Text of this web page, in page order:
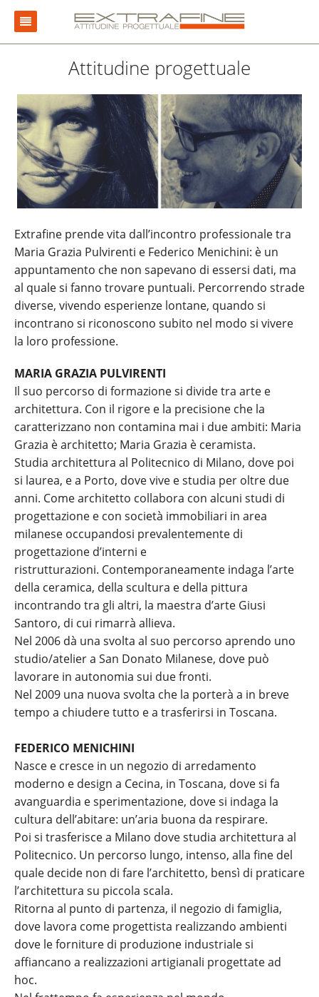
Chi siamo
Problem Solving
Progettazione
Collezioni
Storie
Contatti
Attitudine progettuale
Extrafine prende vita dall’incontro professionale tra
Maria Grazia Pulvirenti e Federico Menichini: è un
appuntamento che non sapevano di essersi dati, ma
al quale si fanno trovare puntuali. Percorrendo strade
diverse, vivendo esperienze lontane, quando si
incontrano si riconoscono subito nel modo si vivere
la loro professione.
MARIA GRAZIA PULVIRENTI
Il suo percorso di formazione si divide tra arte e
architettura. Con il rigore e la precisione che la
caratterizzano non contamina mai i due ambiti: Maria
Grazia è architetto; Maria Grazia è ceramista.
Studia architettura al Politecnico di Milano, dove poi
si laurea, e a Porto, dove vive e studia per oltre due
anni. Come architetto collabora con alcuni studi di
progettazione e con società immobiliari in area
milanese occupandosi prevalentemente di
progettazione d’interni e
ristrutturazioni. Contemporaneamente indaga l’arte
della ceramica, della scultura e della pittura
incontrando tra gli altri, la maestra d’arte Giusi
Santoro, di cui rimarrà allieva.
Nel 2006 dà una svolta al suo percorso aprendo uno
studio/atelier a San Donato Milanese, dove può
lavorare in autonomia sui due fronti.
Nel 2009 una nuova svolta che la porterà a in breve
tempo a chiudere tutto e a trasferirsi in Toscana.
FEDERICO MENICHINI
Nasce e cresce in un negozio di arredamento
moderno e design a Cecina, in Toscana, dove si fa
avanguardia e sperimentazione, dove si indaga la
cultura dell’abitare: un’aria buona da respirare.
Poi si trasferisce a Milano dove studia architettura al
Politecnico. Un percorso lungo, intenso, alla fine del
quale decide non di fare l’architetto, bensì di praticare
l’architettura su piccola scala.
Ritorna al punto di partenza, il negozio di famiglia,
dove lavora come progettista realizzando ambienti
dove le forniture di produzione industriale si
affiancano a realizzazioni artigianali progettate ad
hoc.